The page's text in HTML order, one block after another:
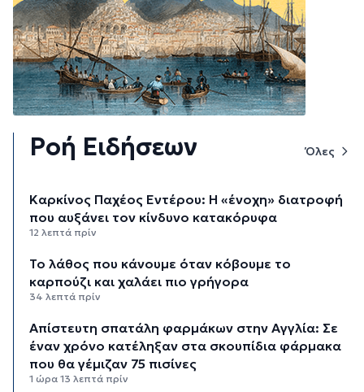
Ροή Ειδήσεων Όλες
Καρκίνος Παχέος Εντέρου: Η «ένοχη» διατροφή
που αυξάνει τον κίνδυνο κατακόρυφα
12 λεπτά πρίν
Το λάθος που κάνουμε όταν κόβουμε το
καρπούζι και χαλάει πιο γρήγορα
34 λεπτά πρίν
Απίστευτη σπατάλη φαρμάκων στην Αγγλία: Σε
έναν χρόνο κατέληξαν στα σκουπίδια φάρμακα
που θα γέμιζαν 75 πισίνες
1 ώρα 13 λεπτά πρίν